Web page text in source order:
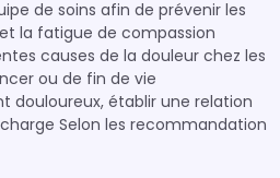
de soins afin de prévenir les
la fatigue de compassion
causes de la douleur chez les
ou de fin de vie
douloureux, établir une relation
Selon les recommandation